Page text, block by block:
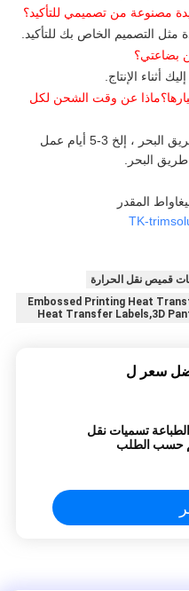
مصنوعة من تصميمي للتأكيد؟
مثل التصميم الخاص بك للتأكيد.
بضاعتي؟
أثناء الإنتاج.
عن وقت الشحن لكل
DHL ، Fedex ، TNT ، UPS ، عن طريق البحر ، إلخ 3-5 أيام عمل
المقدر
TK-
قميص نقل الحرارة
Embossed Printing Heat
Heat Transfer Labels,3D
سعر ل
تسميات نقل
حسب الطلب